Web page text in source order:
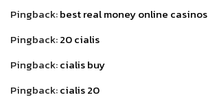
Pingback:best real money online casinos
Pingback:20 cialis
Pingback:cialis buy
Pingback:cialis 20